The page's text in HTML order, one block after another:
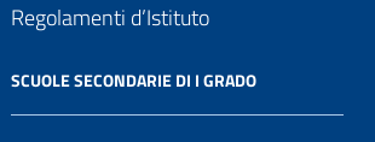
Regolamenti d’Istituto
SCUOLE SECONDARIE DI I GRADO